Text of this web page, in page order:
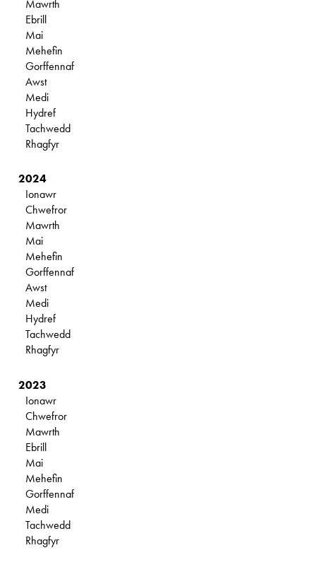
Mawrth
Ebrill
Mai
Mehefin
Gorffennaf
Awst
Medi
Hydref
Tachwedd
Rhagfyr
2024
Ionawr
Chwefror
Mawrth
Mai
Mehefin
Gorffennaf
Awst
Medi
Hydref
Tachwedd
Rhagfyr
2023
Ionawr
Chwefror
Mawrth
Ebrill
Mai
Mehefin
Gorffennaf
Medi
Tachwedd
Rhagfyr